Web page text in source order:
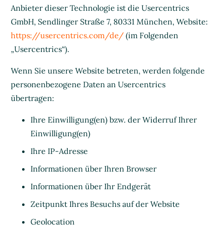
Anbieter dieser Technologie ist die Usercentrics
GmbH, Sendlinger Straße 7, 80331 München, Website:
https://usercentrics.com/de/ (im Folgenden
„Usercentrics“).
Wenn Sie unsere Website betreten, werden folgende
personenbezogene Daten an Usercentrics
übertragen:
Ihre Einwilligung(en) bzw. der Widerruf Ihrer
Einwilligung(en)
Ihre IP-Adresse
Informationen über Ihren Browser
Informationen über Ihr Endgerät
Zeitpunkt Ihres Besuchs auf der Website
Geolocation